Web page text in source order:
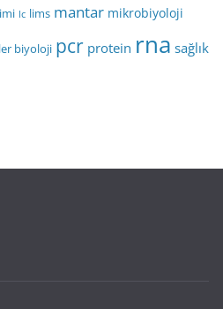
lc lims mantar mikrobiyoloji
biyoloji pcr protein rna sağlık